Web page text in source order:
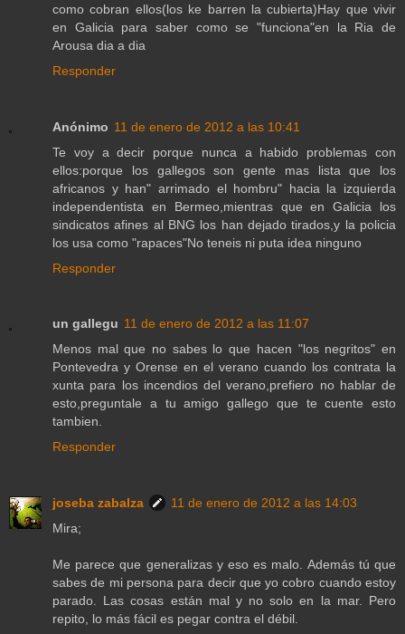
como cobran ellos(los ke barren la cubierta)Hay que vivir
en Galicia para saber como se "funciona"en la Ria de
Arousa dia a dia
Responder
Anónimo 11 de enero de 2012 a las 10:41
Te voy a decir porque nunca a habido problemas con
ellos:porque los gallegos son gente mas lista que los
africanos y han" arrimado el hombru" hacia la izquierda
independentista en Bermeo,mientras que en Galicia los
sindicatos afines al BNG los han dejado tirados,y la policia
los usa como "rapaces"No teneis ni puta idea ninguno
Responder
un gallegu 11 de enero de 2012 a las 11:07
Menos mal que no sabes lo que hacen "los negritos" en
Pontevedra y Orense en el verano cuando los contrata la
xunta para los incendios del verano,prefiero no hablar de
esto,preguntale a tu amigo gallego que te cuente esto
tambien.
Responder
joseba zabalza
11 de enero de 2012 a las 14:03
Mira;
Me parece que generalizas y eso es malo. Además tú que
sabes de mi persona para decir que yo cobro cuando estoy
parado. Las cosas están mal y no solo en la mar. Pero
repito, lo más fácil es pegar contra el débil.